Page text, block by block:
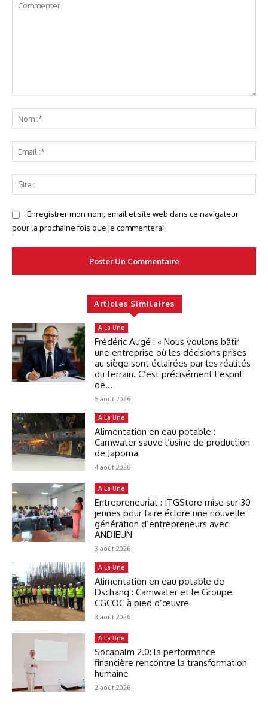
:*
:*
:
Enregistrer mon nom, email et site web dans ce navigateur
pour la prochaine fois que je commenterai.
Articles Similaires
A La Une
Frédéric Augé : « Nous voulons bâtir
une entreprise où les décisions prises
au siège sont éclairées par les réalités
du terrain. C’est précisément l’esprit
de...
5 août 2026
A La Une
Alimentation en eau potable :
Camwater sauve l’usine de production
de Japoma
4 août 2026
A La Une
Entrepreneuriat : ITGStore mise sur 30
jeunes pour faire éclore une nouvelle
génération d’entrepreneurs avec
ANDJEUN
3 août 2026
A La Une
Alimentation en eau potable de
Dschang : Camwater et le Groupe
CGCOC à pied d’œuvre
3 août 2026
A La Une
Socapalm 2.0: la performance
financière rencontre la transformation
humaine
2 août 2026